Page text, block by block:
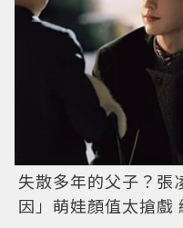
失散多年的父子？張
因」萌娃顏值太搶戲